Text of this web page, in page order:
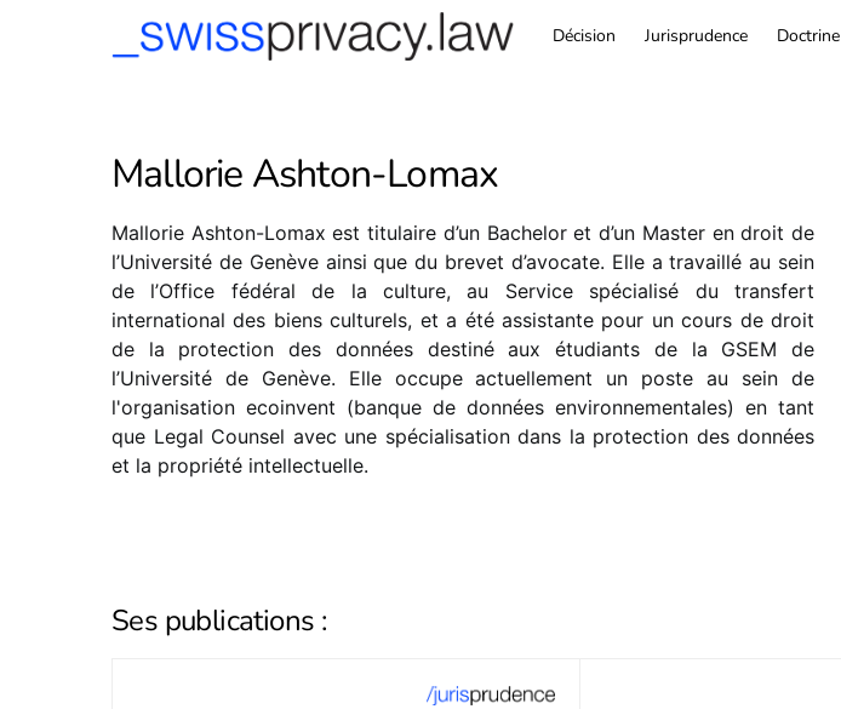
Décision Jurisprudence Doctrine
Mallorie Ashton-Lomax
Mallorie Ashton-Lomax est titulaire d’un Bachelor et d’un Master en droit de
l’Université de Genève ainsi que du brevet d’avocate. Elle a travaillé au sein
de l’Office fédéral de la culture, au Service spécialisé du transfert
international des biens culturels, et a été assistante pour un cours de droit
de la protection des données destiné aux étudiants de la GSEM de
l’Université de Genève. Elle occupe actuellement un poste au sein de
l'organisation ecoinvent (banque de données environnementales) en tant
que Legal Counsel avec une spécialisation dans la protection des données
et la propriété intellectuelle.
Ses publications :